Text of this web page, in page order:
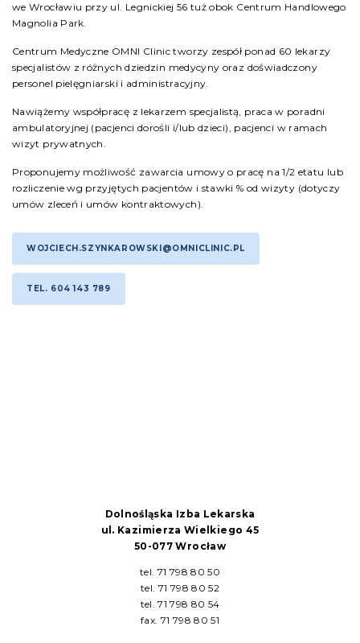
we Wrocławiu przy ul. Legnickiej 56 tuż obok Centrum Handlowego
Magnolia Park.
Centrum Medyczne OMNI Clinic tworzy zespół ponad 60 lekarzy
specjalistów z różnych dziedzin medycyny oraz doświadczony
personel pielęgniarski i administracyjny.
Nawiążemy współpracę z lekarzem specjalistą, praca w poradni
ambulatoryjnej (pacjenci dorośli i/lub dzieci), pacjenci w ramach
wizyt prywatnych.
Proponujemy możliwość zawarcia umowy o pracę na 1/2 etatu lub
rozliczenie wg przyjętych pacjentów i stawki % od wizyty (dotyczy
umów zleceń i umów kontraktowych).
WOJCIECH.SZYNKAROWSKI@OMNICLINIC.PL
TEL. 604 143 789
Dolnośląska Izba Lekarska
ul. Kazimierza Wielkiego 45
50-077 Wrocław
tel. 71 798 80 50
tel. 71 798 80 52
tel. 71 798 80 54
fax. 71 798 80 51